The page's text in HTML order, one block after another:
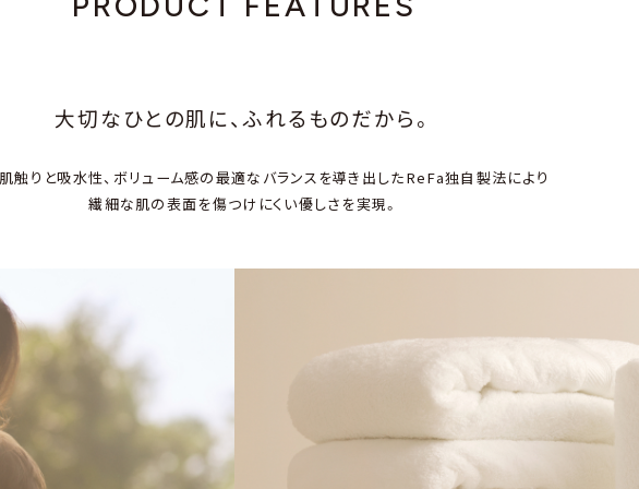
大切なひとの肌に、ふれるものだから。
触りと吸水性、ボリューム感の最適なバランスを導き出したReFa独自製法により
繊細な肌の表面を傷つけにくい優しさを実現。